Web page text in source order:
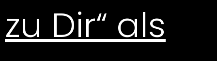
zu Dir“ als